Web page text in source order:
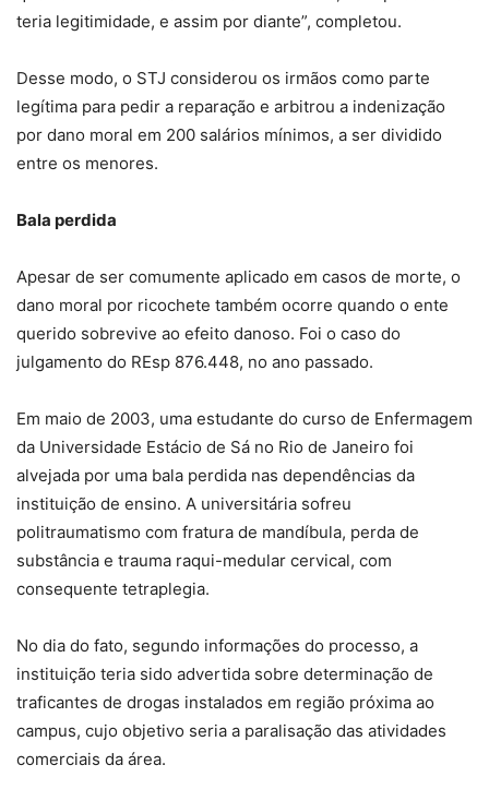
teria legitimidade, e assim por diante”, completou.
Desse modo, o STJ considerou os irmãos como parte
legítima para pedir a reparação e arbitrou a indenização
por dano moral em 200 salários mínimos, a ser dividido
entre os menores.
Bala perdida
Apesar de ser comumente aplicado em casos de morte, o
dano moral por ricochete também ocorre quando o ente
querido sobrevive ao efeito danoso. Foi o caso do
julgamento do REsp 876.448, no ano passado.
Em maio de 2003, uma estudante do curso de Enfermagem
da Universidade Estácio de Sá no Rio de Janeiro foi
alvejada por uma bala perdida nas dependências da
instituição de ensino. A universitária sofreu
politraumatismo com fratura de mandíbula, perda de
substância e trauma raqui-medular cervical, com
consequente tetraplegia.
No dia do fato, segundo informações do processo, a
instituição teria sido advertida sobre determinação de
traficantes de drogas instalados em região próxima ao
campus, cujo objetivo seria a paralisação das atividades
comerciais da área.